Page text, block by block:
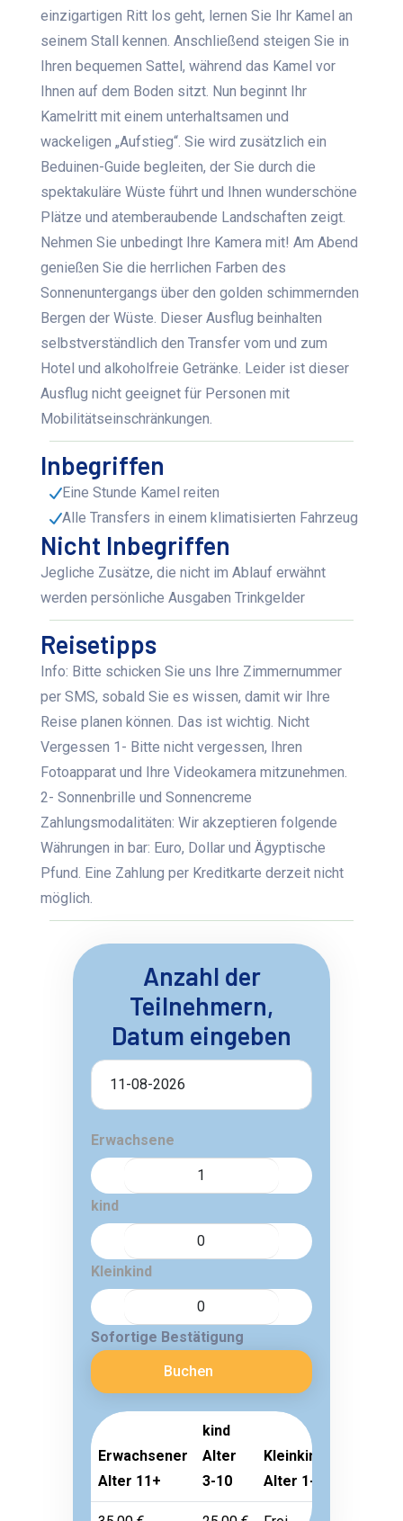
einzigartigen Ritt los geht, lernen Sie Ihr Kamel an
seinem Stall kennen. Anschließend steigen Sie in
Ihren bequemen Sattel, während das Kamel vor
Ihnen auf dem Boden sitzt. Nun beginnt Ihr
Kamelritt mit einem unterhaltsamen und
wackeligen „Aufstieg“. Sie wird zusätzlich ein
Beduinen-Guide begleiten, der Sie durch die
spektakuläre Wüste führt und Ihnen wunderschöne
Plätze und atemberaubende Landschaften zeigt.
Nehmen Sie unbedingt Ihre Kamera mit! Am Abend
genießen Sie die herrlichen Farben des
Sonnenuntergangs über den golden schimmernden
Bergen der Wüste. Dieser Ausflug beinhalten
selbstverständlich den Transfer vom und zum
Hotel und alkoholfreie Getränke. Leider ist dieser
Ausflug nicht geeignet für Personen mit
Mobilitätseinschränkungen.
Inbegriffen
Eine Stunde Kamel reiten
Alle Transfers in einem klimatisierten Fahrzeug
Nicht Inbegriffen
Jegliche Zusätze, die nicht im Ablauf erwähnt
werden persönliche Ausgaben Trinkgelder
Reisetipps
Info: Bitte schicken Sie uns Ihre Zimmernummer
per SMS, sobald Sie es wissen, damit wir Ihre
Reise planen können. Das ist wichtig. Nicht
Vergessen 1- Bitte nicht vergessen, Ihren
Fotoapparat und Ihre Videokamera mitzunehmen.
2- Sonnenbrille und Sonnencreme
Zahlungsmodalitäten: Wir akzeptieren folgende
Währungen in bar: Euro, Dollar und Ägyptische
Pfund. Eine Zahlung per Kreditkarte derzeit nicht
möglich.
Anzahl der
Teilnehmern,
Datum eingeben
Erwachsene
kind
Kleinkind
Sofortige Bestätigung
Buchen
Erwachsener
Alter 11+
kind
Alter
3-10
Kleinkind
Alter 1-2